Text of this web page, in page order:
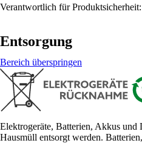
Verantwortlich für Produktsicherheit:
Entsorgung
Bereich überspringen
Elektrogeräte, Batterien, Akkus
Hausmüll entsorgt werden.